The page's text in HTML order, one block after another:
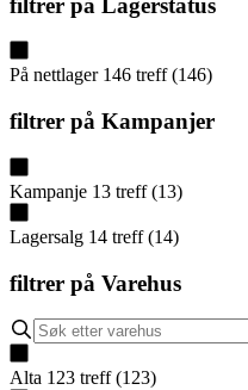
filtrer på Lagerstatus
På nettlager 146 treff (146)
filtrer på Kampanjer
Kampanje 13 treff (13)
Lagersalg 14 treff (14)
filtrer på Varehus
Alta 123 treff (123)